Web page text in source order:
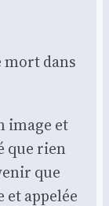
mort dans
image et
que rien
que
et appe­lée